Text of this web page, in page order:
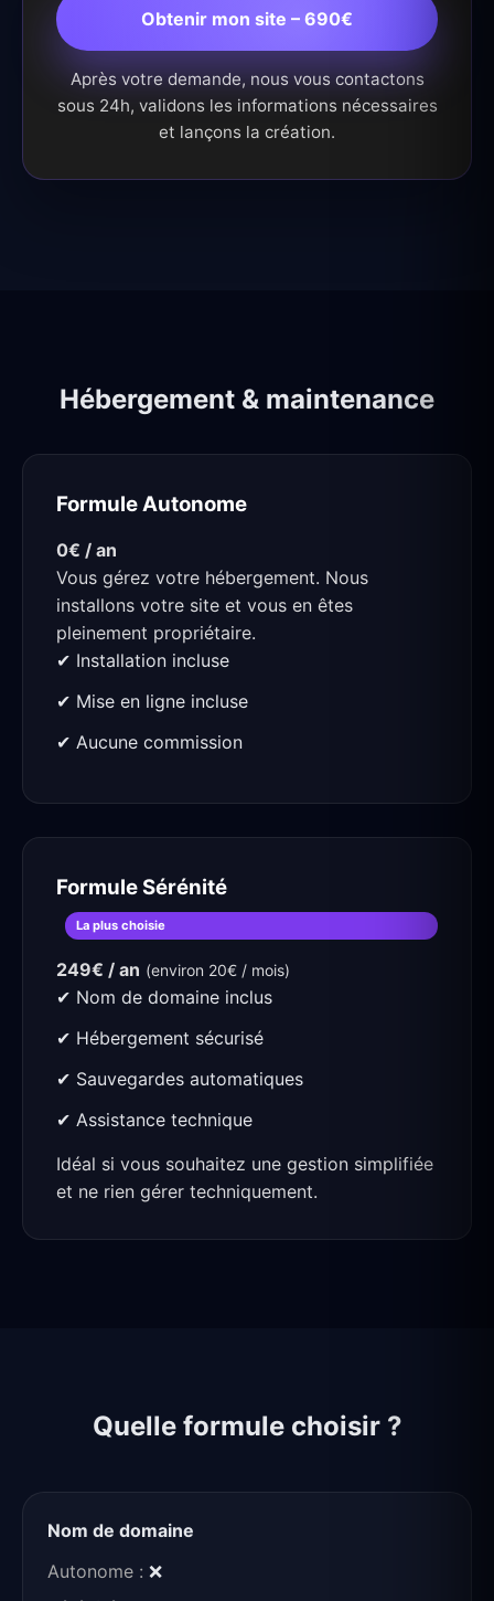
Obtenir mon site – 690€
Après votre demande, nous vous contactons
sous 24h, validons les informations nécessaires
et lançons la création.
Hébergement & maintenance
Formule Autonome
0€ / an
Vous gérez votre hébergement. Nous
installons votre site et vous en êtes
pleinement propriétaire.
✔ Installation incluse
✔ Mise en ligne incluse
✔ Aucune commission
Formule Sérénité
La plus choisie
249€ / an (environ 20€ / mois)
✔ Nom de domaine inclus
✔ Hébergement sécurisé
✔ Sauvegardes automatiques
✔ Assistance technique
Idéal si vous souhaitez une gestion simplifiée
et ne rien gérer techniquement.
Quelle formule choisir ?
Nom de domaine
❌